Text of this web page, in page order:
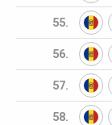
55.
56.
57.
58.